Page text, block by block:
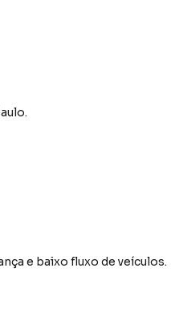
.
e baixo fluxo de veículos.